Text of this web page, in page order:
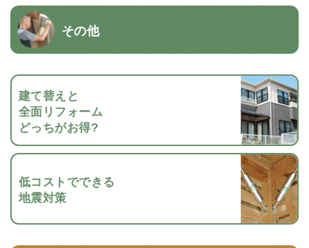
その他
建て替えと
全面リフォーム
どっちがお得?
低コストでできる
地震対策